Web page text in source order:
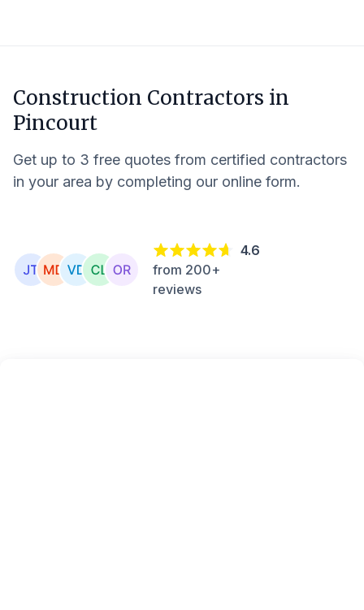
Construction Contractors in
Pincourt
Get up to 3 free quotes from certified contractors
in your area by completing our online form.
4.6
from 200+
reviews